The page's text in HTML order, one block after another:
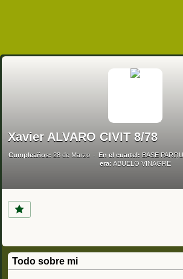
Xavier ALVARO CIVIT 8/78
Cumpleaños: 28 de Marzo En el cuartel: BASE
era: ABUELO VINAGRE
Todo sobre mi